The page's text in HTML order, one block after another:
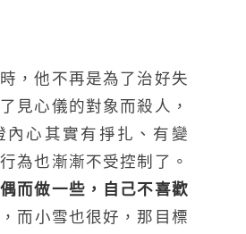
，他不再是為了治好失
見心儀的對象而殺人，
內心其實有掙扎、有變
為也漸漸不受控制了。
而做一些，自己不喜歡
而小雪也很好，那目標